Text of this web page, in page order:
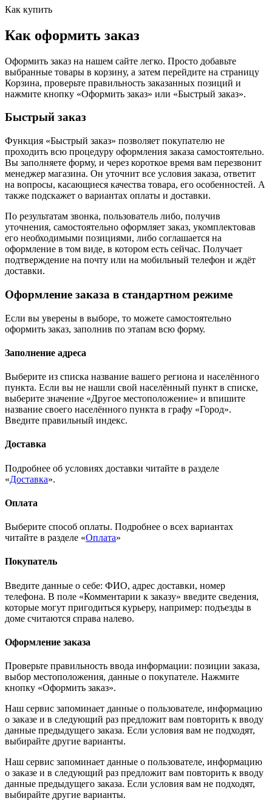
Как купить
Как оформить заказ
Оформить заказ на нашем сайте легко. Просто добавьте
выбранные товары в корзину, а затем перейдите на страницу
Корзина, проверьте правильность заказанных позиций и
нажмите кнопку «Оформить заказ» или «Быстрый заказ».
Быстрый заказ
Функция «Быстрый заказ» позволяет покупателю не
проходить всю процедуру оформления заказа самостоятельно.
Вы заполняете форму, и через короткое время вам перезвонит
менеджер магазина. Он уточнит все условия заказа, ответит
на вопросы, касающиеся качества товара, его особенностей. А
также подскажет о вариантах оплаты и доставки.
По результатам звонка, пользователь либо, получив
уточнения, самостоятельно оформляет заказ, укомплектовав
его необходимыми позициями, либо соглашается на
оформление в том виде, в котором есть сейчас. Получает
подтверждение на почту или на мобильный телефон и ждёт
доставки.
Оформление заказа в стандартном режиме
Если вы уверены в выборе, то можете самостоятельно
оформить заказ, заполнив по этапам всю форму.
Заполнение адреса
Выберите из списка название вашего региона и населённого
пункта. Если вы не нашли свой населённый пункт в списке,
выберите значение «Другое местоположение» и впишите
название своего населённого пункта в графу «Город».
Введите правильный индекс.
Доставка
Подробнее об условиях доставки читайте в разделе
«Доставка».
Оплата
Выберите способ оплаты. Подробнее о всех вариантах
читайте в разделе «Оплата»
Покупатель
Введите данные о себе: ФИО, адрес доставки, номер
телефона. В поле «Комментарии к заказу» введите сведения,
которые могут пригодиться курьеру, например: подъезды в
доме считаются справа налево.
Оформление заказа
Проверьте правильность ввода информации: позиции заказа,
выбор местоположения, данные о покупателе. Нажмите
кнопку «Оформить заказ».
Наш сервис запоминает данные о пользователе, информацию
о заказе и в следующий раз предложит вам повторить к вводу
данные предыдущего заказа. Если условия вам не подходят,
выбирайте другие варианты.
Наш сервис запоминает данные о пользователе, информацию
о заказе и в следующий раз предложит вам повторить к вводу
данные предыдущего заказа. Если условия вам не подходят,
выбирайте другие варианты.